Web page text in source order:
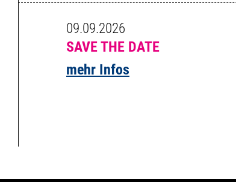
09.09.2026
SAVE THE DATE
mehr Infos